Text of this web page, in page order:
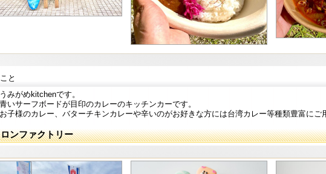
と
うみがめkitchenです。
青いサーフボードが目印のカレーのキッチンカーです。
お子様のカレー、バターチキンカレーや辛いのがお好きな方には台湾カレー等種類豊富にご
ンファクトリー